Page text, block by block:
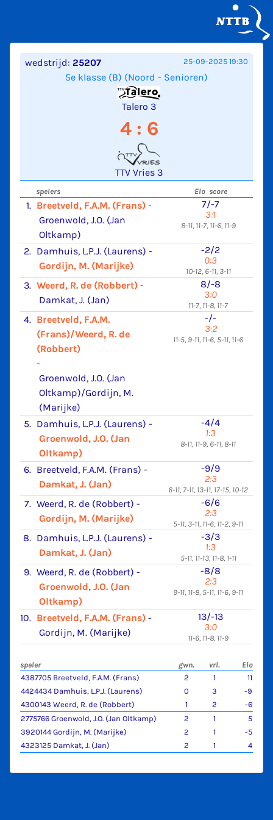
wedstrijd: 25207 25-09-2025 19:30
5e klasse (B) (Noord - Senioren)
Talero 3
4 : 6
TTV Vries 3
spelers Elo score
1. Breetveld, F.A.M. (Frans) -
Groenwold, J.O. (Jan
Oltkamp)
7/-7
3:1
8-11, 11-7, 11-6, 11-9
2. Damhuis, L.P.J. (Laurens) -
Gordijn, M. (Marijke)
-2/2
0:3
10-12, 6-11, 3-11
3. Weerd, R. de (Robbert) -
Damkat, J. (Jan)
8/-8
3:0
11-7, 11-8, 11-7
4. Breetveld, F.A.M.
(Frans)/Weerd, R. de
(Robbert)
-
Groenwold, J.O. (Jan
Oltkamp)/Gordijn, M.
(Marijke)
-/-
3:2
11-5, 9-11, 11-6, 5-11, 11-6
5. Damhuis, L.P.J. (Laurens) -
Groenwold, J.O. (Jan
Oltkamp)
-4/4
1:3
8-11, 11-9, 6-11, 8-11
6. Breetveld, F.A.M. (Frans) -
Damkat, J. (Jan)
-9/9
2:3
6-11, 7-11, 13-11, 17-15, 10-12
7. Weerd, R. de (Robbert) -
Gordijn, M. (Marijke)
-6/6
2:3
5-11, 3-11, 11-6, 11-2, 9-11
8. Damhuis, L.P.J. (Laurens) -
Damkat, J. (Jan)
-3/3
1:3
5-11, 11-13, 11-8, 1-11
9. Weerd, R. de (Robbert) -
Groenwold, J.O. (Jan
Oltkamp)
-8/8
2:3
9-11, 11-8, 5-11, 11-6, 9-11
10. Breetveld, F.A.M. (Frans) -
Gordijn, M. (Marijke)
13/-13
3:0
11-6, 11-8, 11-9
speler gwn. vrl.
Elo
4387705 Breetveld, F.A.M. (Frans)
2 1
11
4424434 Damhuis, L.P.J. (Laurens)
0 3
-9
4300143 Weerd, R. de (Robbert)
1 2
-6
2775766 Groenwold, J.O. (Jan Oltkamp)
2 1
5
3920144 Gordijn, M. (Marijke)
2 1
-5
4323125 Damkat, J. (Jan)
2 1 4